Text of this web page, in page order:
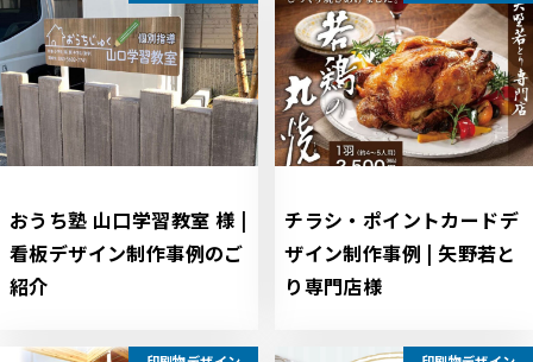
おうち塾 山口学習教室 様 |
看板デザイン制作事例のご
紹介
チラシ・ポイントカードデ
ザイン制作事例 | 矢野若と
り専門店様